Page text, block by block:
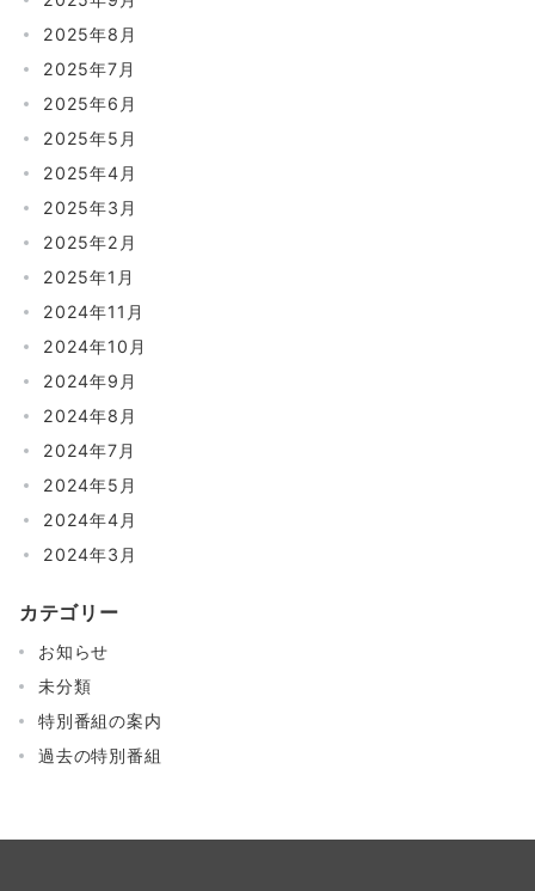
2025年8月
2025年7月
2025年6月
2025年5月
2025年4月
2025年3月
2025年2月
2025年1月
2024年11月
2024年10月
2024年9月
2024年8月
2024年7月
2024年5月
2024年4月
2024年3月
カテゴリー
お知らせ
未分類
特別番組の案内
過去の特別番組